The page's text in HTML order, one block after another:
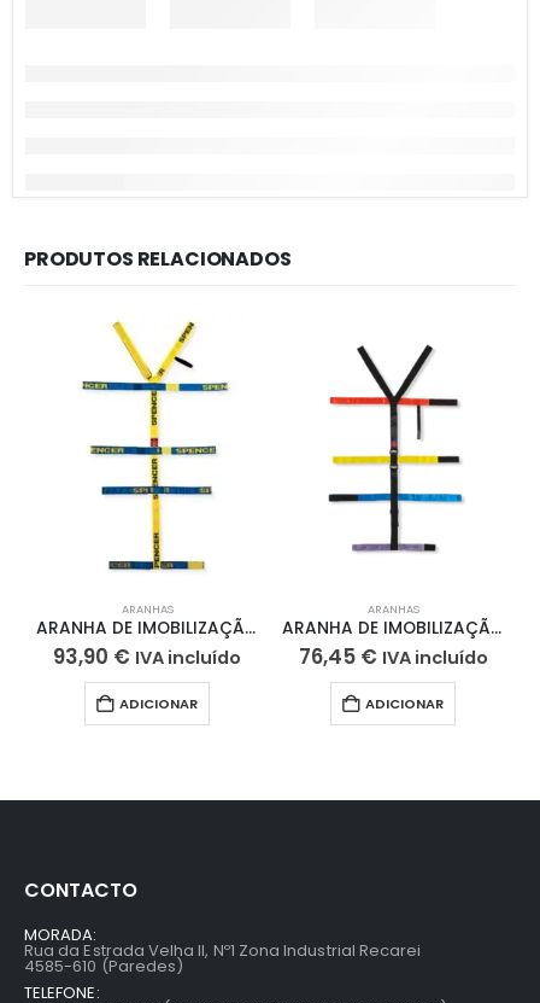
PRODUTOS RELACIONADOS
ARANHAS
ARANHA DE IMOBILIZAÇÃO ROCK STRAPS ST02035 SPENCER
93,90 € IVA incluído
ADICIONAR
ARANHAS
ARANHA DE IMOBILIZAÇÃO T-STRAPS ST02039 SPENCER
76,45 € IVA incluído
ADICIONAR
CONTACTO
MORADA:
Rua da Estrada Velha II, Nº1 Zona Industrial Recarei
4585-610 (Paredes)
TELEFONE: